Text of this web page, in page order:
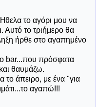
το αγόρι μου να
Αυτό το τριήμερο θα
ήρθε στο αγαπημένο
bar...που πρόσφατα
θαυμάζω.
άπειρο, με ένα "για
αγαπώ!!!